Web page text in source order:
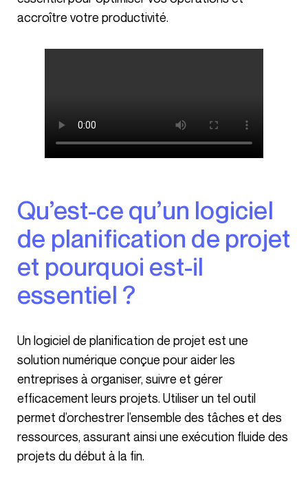
accroître votre productivité.
Qu’est-ce qu’un logiciel
de planification de projet
et pourquoi est-il
essentiel ?
Un logiciel de planification de projet est une
solution numérique conçue pour aider les
entreprises à organiser, suivre et gérer
efficacement leurs projets. Utiliser un tel outil
permet d’orchestrer l’ensemble des tâches et des
ressources, assurant ainsi une exécution fluide des
projets du début à la fin.